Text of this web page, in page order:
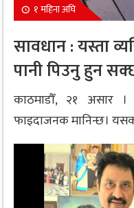
१ महिना अघि
सावधान : यस्ता
पानी पिउनु हुन
काठमाडौँ, २१ असार ।
फाइदाजनक मानिन्छ।